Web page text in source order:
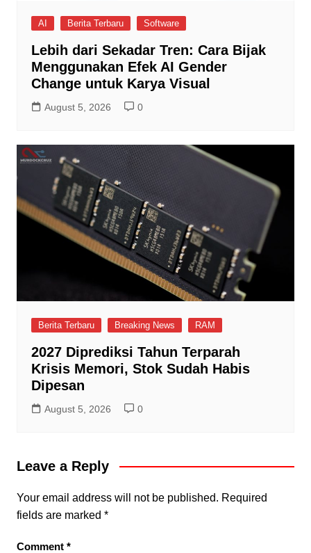
AI Berita Terbaru Software
Lebih dari Sekadar Tren: Cara Bijak
Menggunakan Efek AI Gender
Change untuk Karya Visual
August 5, 2026 0
Berita Terbaru Breaking News RAM
2027 Diprediksi Tahun Terparah
Krisis Memori, Stok Sudah Habis
Dipesan
August 5, 2026 0
Leave a Reply
Your email address will not be published. Required
fields are marked *
Comment *